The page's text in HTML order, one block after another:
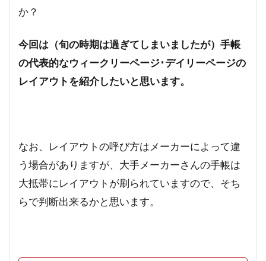
か？
今回は（旬の時期は過ぎてしまいましたが）手帳
の代表的なウィークリーページ･デイリーページの
レイアウトを紹介したいと思います。
なお、レイアウトの呼び方はメーカーによって違
う場合がありますが、大手メーカーさんの手帳は
大抵帯にレイアウトが刷られていますので、そち
らで判断出来るかと思います。